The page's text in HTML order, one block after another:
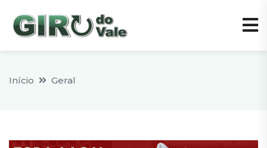
Início Geral